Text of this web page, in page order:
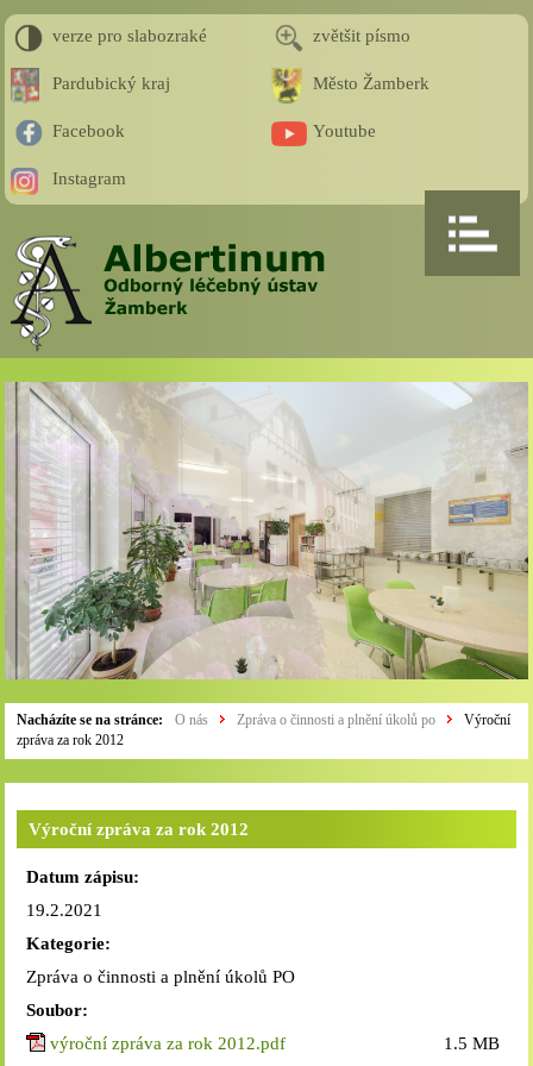
verze pro slabozraké zvětšit písmo
Pardubický kraj Město Žamberk
Facebook Youtube
Instagram
Nacházíte se na stránce: O nás Zpráva o činnosti a plnění úkolů po
Výroční
zpráva za rok 2012
Výroční zpráva za rok 2012
Datum zápisu:
19.2.2021
Kategorie:
Zpráva o činnosti a plnění úkolů PO
Soubor:
výroční zpráva za rok 2012.pdf
1.5 MB